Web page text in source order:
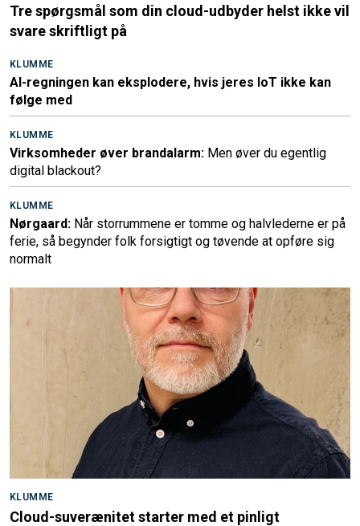
Tre spørgsmål som din cloud-udbyder helst ikke vil
svare skriftligt på
KLUMME
AI-regningen kan eksplodere, hvis jeres IoT ikke kan
følge med
KLUMME
Virksomheder øver brandalarm: Men øver du egentlig
digital blackout?
KLUMME
Nørgaard: Når storrummene er tomme og halvlederne er på
ferie, så begynder folk forsigtigt og tøvende at opføre sig
normalt
KLUMME
Cloud-suverænitet starter med et pinligt